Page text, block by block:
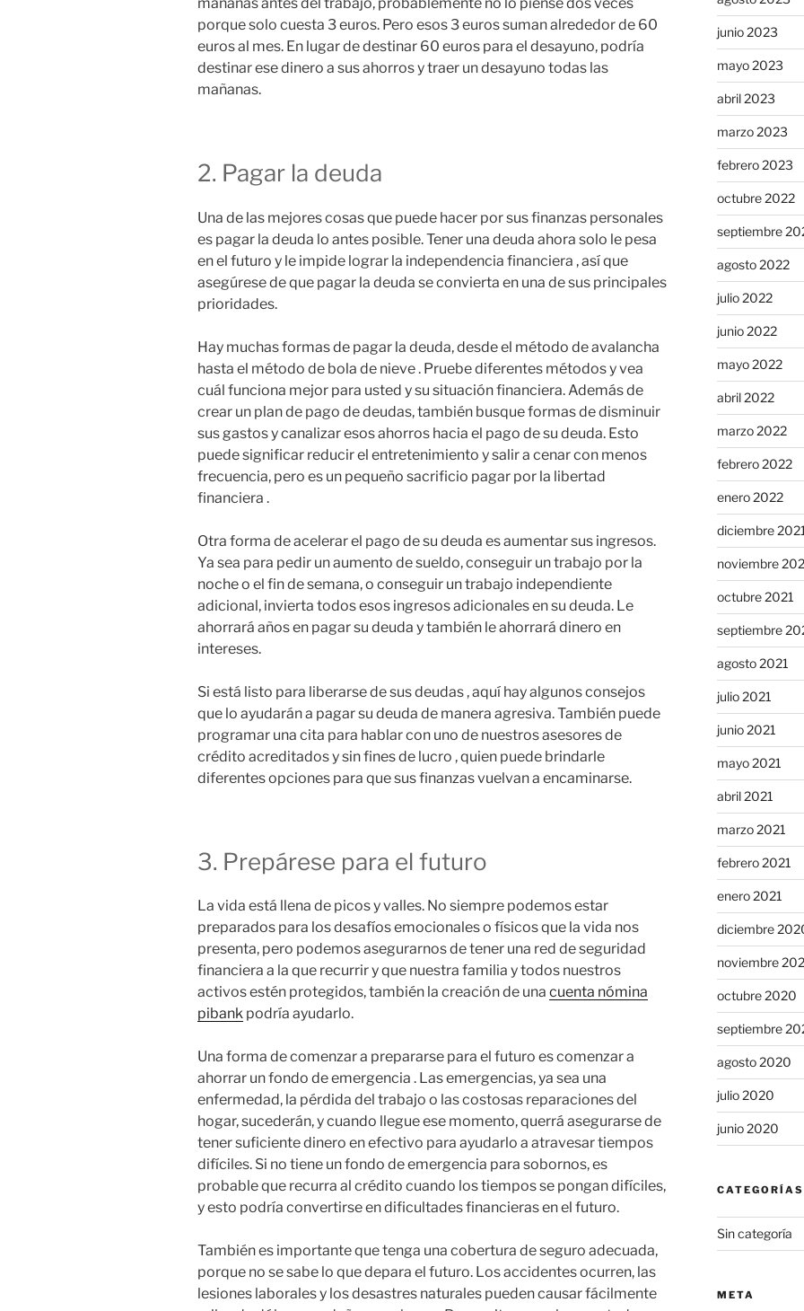
porque solo cuesta 3 euros. Pero esos 3 euros suman alrededor de 60
euros al mes. En lugar de destinar 60 euros para el desayuno, podría
destinar ese dinero a sus ahorros y traer un desayuno todas las
mañanas.
2. Pagar la deuda
Una de las mejores cosas que puede hacer por sus finanzas personales
es pagar la deuda lo antes posible. Tener una deuda ahora solo le pesa
en el futuro y le impide lograr la independencia financiera , así que
asegúrese de que pagar la deuda se convierta en una de sus principales
prioridades.
Hay muchas formas de pagar la deuda, desde el método de avalancha
hasta el método de bola de nieve . Pruebe diferentes métodos y vea
cuál funciona mejor para usted y su situación financiera. Además de
crear un plan de pago de deudas, también busque formas de disminuir
sus gastos y canalizar esos ahorros hacia el pago de su deuda. Esto
puede significar reducir el entretenimiento y salir a cenar con menos
frecuencia, pero es un pequeño sacrificio pagar por la libertad
financiera .
Otra forma de acelerar el pago de su deuda es aumentar sus ingresos.
Ya sea para pedir un aumento de sueldo, conseguir un trabajo por la
noche o el fin de semana, o conseguir un trabajo independiente
adicional, invierta todos esos ingresos adicionales en su deuda. Le
ahorrará años en pagar su deuda y también le ahorrará dinero en
intereses.
Si está listo para liberarse de sus deudas , aquí hay algunos consejos
que lo ayudarán a pagar su deuda de manera agresiva. También puede
programar una cita para hablar con uno de nuestros asesores de
crédito acreditados y sin fines de lucro , quien puede brindarle
diferentes opciones para que sus finanzas vuelvan a encaminarse.
3. Prepárese para el futuro
La vida está llena de picos y valles. No siempre podemos estar
preparados para los desafíos emocionales o físicos que la vida nos
presenta, pero podemos asegurarnos de tener una red de seguridad
financiera a la que recurrir y que nuestra familia y todos nuestros
activos estén protegidos, también la creación de una cuenta nómina
pibank podría ayudarlo.
Una forma de comenzar a prepararse para el futuro es comenzar a
ahorrar un fondo de emergencia . Las emergencias, ya sea una
enfermedad, la pérdida del trabajo o las costosas reparaciones del
hogar, sucederán, y cuando llegue ese momento, querrá asegurarse de
tener suficiente dinero en efectivo para ayudarlo a atravesar tiempos
difíciles. Si no tiene un fondo de emergencia para sobornos, es
probable que recurra al crédito cuando los tiempos se pongan difíciles,
y esto podría convertirse en dificultades financieras en el futuro.
También es importante que tenga una cobertura de seguro adecuada,
porque no se sabe lo que depara el futuro. Los accidentes ocurren, las
lesiones laborales y los desastres naturales pueden causar fácilmente
junio 2023
mayo 2023
abril 2023
marzo 2023
febrero 2023
octubre 2022
septiembre
agosto 2022
julio 2022
junio 2022
mayo 2022
abril 2022
marzo 2022
febrero 2022
enero 2022
diciembre
noviembre
octubre 2021
septiembre
agosto 2021
julio 2021
junio 2021
mayo 2021
abril 2021
marzo 2021
febrero 2021
enero 2021
diciembre
noviembre
octubre 2020
septiembre
agosto 2020
julio 2020
junio 2020
CATEGORÍAS
Sin categoría
META